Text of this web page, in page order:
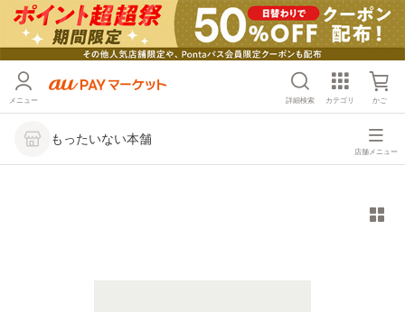
メニュー 詳細検索 カテゴリ かご
もったいない本舗
店舗メニュー